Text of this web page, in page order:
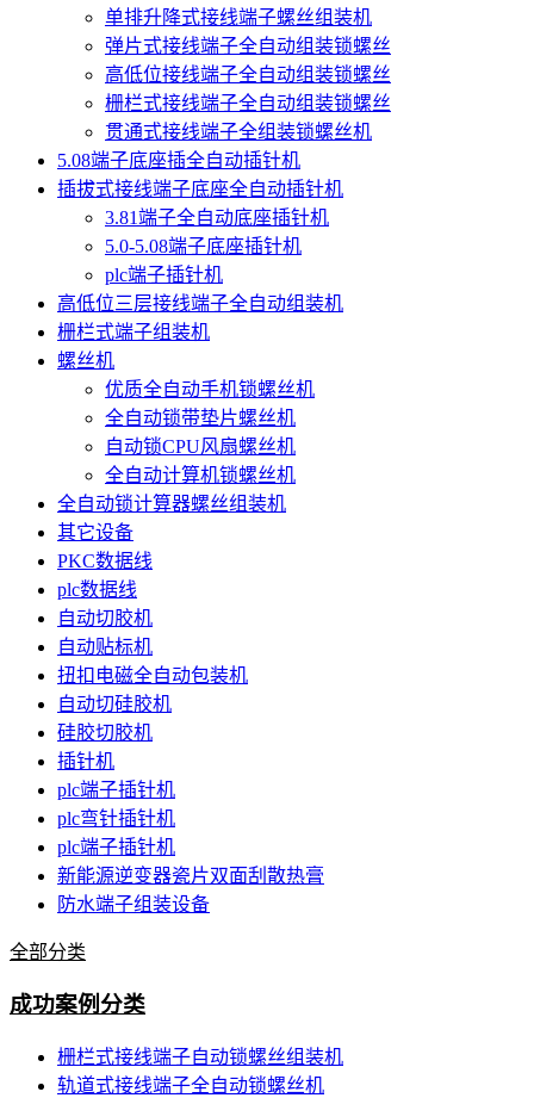
单排升降式接线端子螺丝组装机
弹片式接线端子全自动组装锁螺丝
高低位接线端子全自动组装锁螺丝
栅栏式接线端子全自动组装锁螺丝
贯通式接线端子全组装锁螺丝机
5.08端子底座插全自动插针机
插拔式接线端子底座全自动插针机
3.81端子全自动底座插针机
5.0-5.08端子底座插针机
plc端子插针机
高低位三层接线端子全自动组装机
栅栏式端子组装机
螺丝机
优质全自动手机锁螺丝机
全自动锁带垫片螺丝机
自动锁CPU风扇螺丝机
全自动计算机锁螺丝机
全自动锁计算器螺丝组装机
其它设备
PKC数据线
plc数据线
自动切胶机
自动贴标机
扭扣电磁全自动包装机
自动切硅胶机
硅胶切胶机
插针机
plc端子插针机
plc弯针插针机
plc端子插针机
新能源逆变器瓷片双面刮散热膏
防水端子组装设备
全部分类
成功案例分类
栅栏式接线端子自动锁螺丝组装机
轨道式接线端子全自动锁螺丝机